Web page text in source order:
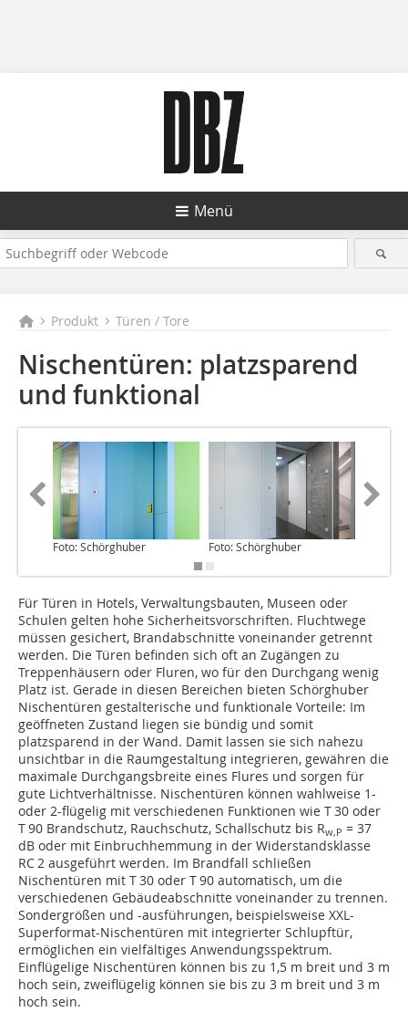
Menü
Produkt Türen / Tore
Nischentüren: platzsparend
und funktional
Foto: Schörghuber Foto: Schörghuber
Für Türen in Hotels, Verwaltungsbauten, Museen oder
Schulen gelten hohe Sicherheitsvorschriften. Fluchtwege
müssen gesichert, Brandabschnitte voneinander getrennt
werden. Die Türen befinden sich oft an Zugängen zu
Treppenhäusern oder Fluren, wo für den Durchgang wenig
Platz ist. Gerade in diesen Bereichen bieten Schörghuber
Nischentüren gestalterische und funktionale Vorteile: Im
geöffneten Zustand liegen sie bündig und somit
platzsparend in der Wand. Damit lassen sie sich nahezu
unsichtbar in die Raumgestaltung integrieren, gewähren die
maximale Durchgangsbreite eines Flures und sorgen für
gute Lichtverhältnisse. Nischentüren können wahlweise 1-
oder 2-flügelig mit verschiedenen Funktionen wie T 30 oder
T 90 Brandschutz, Rauchschutz, Schallschutz bis Rw,P = 37
dB oder mit Einbruchhemmung in der Widerstandsklasse
RC 2 ausgeführt werden. Im Brandfall schließen
Nischentüren mit T 30 oder T 90 automatisch, um die
verschiedenen Gebäudeabschnitte voneinander zu trennen.
Sondergrößen und -ausführungen, beispielsweise XXL-
Superformat-Nischentüren mit integrierter Schlupftür,
ermöglichen ein vielfältiges Anwendungsspektrum.
Einflügelige Nischentüren können bis zu 1,5 m breit und 3 m
hoch sein, zweiflügelig können sie bis zu 3 m breit und 3 m
hoch sein.